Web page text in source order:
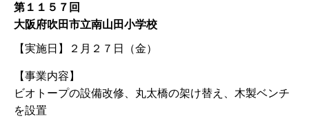
第１１５７回
大阪府吹田市立南山田小学校
【実施日】 ２月２７日（金）
【事業内容】
ビオトープの設備改修、丸太橋の架け替え、木製ベンチ
を設置